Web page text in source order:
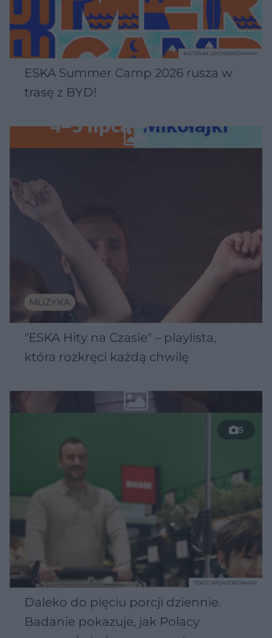
ESKA Summer Camp 2026 rusza w
trasę z BYD!
MATERIAŁ SPONSOROWANY
MUZYKA
"ESKA Hity na Czasie" – playlista,
która rozkręci każdą chwilę
5
Daleko do pięciu porcji dziennie.
Badanie pokazuje, jak Polacy
TEKST SPONSOROWANY